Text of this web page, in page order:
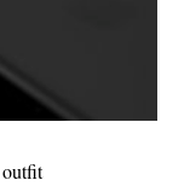
outfit